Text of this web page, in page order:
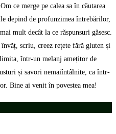
ce merge pe calea sa în căutarea
depind de profunzimea întrebărilor,
mult decât la ce răspunsuri găsesc.
scriu, creez rețete fără gluten și
într-un melanj amețitor de
și savori nemaiîntâlnite, ca într-
Bine ai venit în povestea mea!